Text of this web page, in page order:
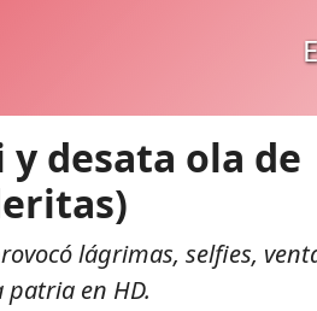
desata ola de
lágrimas, selfies,
en HD.